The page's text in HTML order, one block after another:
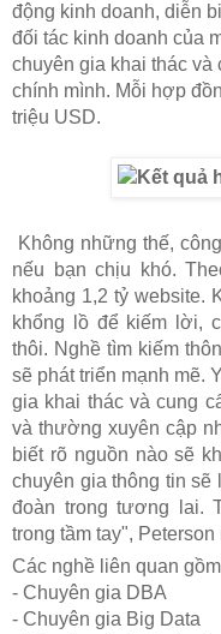
động kinh doanh, diễn
đối tác kinh doanh của
chuyên gia khai thác và
chính mình. Mỗi hợp
triệu USD.
Không những thế,
nếu bạn chịu khó.
khoảng 1,2 tỷ website.
khổng lồ để kiếm lời,
thôi. Nghề tìm kiếm
sẽ phát triển mạnh mẽ.
gia khai thác và cung
và thường xuyên cập
biết rõ nguồn nào sẽ
chuyên gia thông tin sẽ
đoàn trong tương lai.
trong tầm tay", Peterson
Các nghề liên quan
- Chuyên gia DBA
- Chuyên gia Big Data